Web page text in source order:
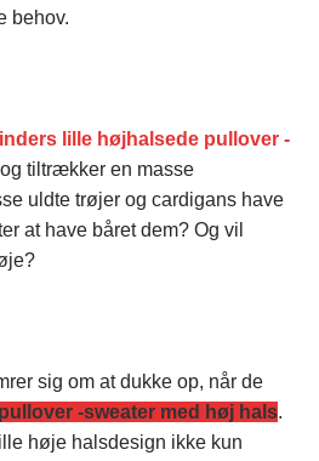
behov.
lille højhalsede pullover -
tiltrækker en masse
uldte trøjer og cardigans have
at have båret dem? Og vil
sig om at dukke op, når de
-sweater med høj hals.
høje halsdesign ikke kun